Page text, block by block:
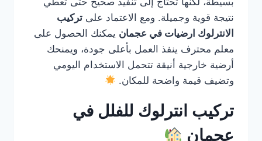
نتيجة قوية وجميلة. ومع الاعتماد على تركيب
الانترلوك ارضيات في عجمان يمكنك الحصول على
معلم محترف ينفذ العمل بأعلى جودة، ويمنحك
أرضية خارجية أنيقة تتحمل الاستخدام اليومي
وتضيف قيمة واضحة للمكان.
تركيب انترلوك للفلل في
عجمان